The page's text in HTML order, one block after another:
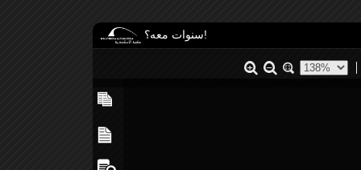
سنوات معه؟!